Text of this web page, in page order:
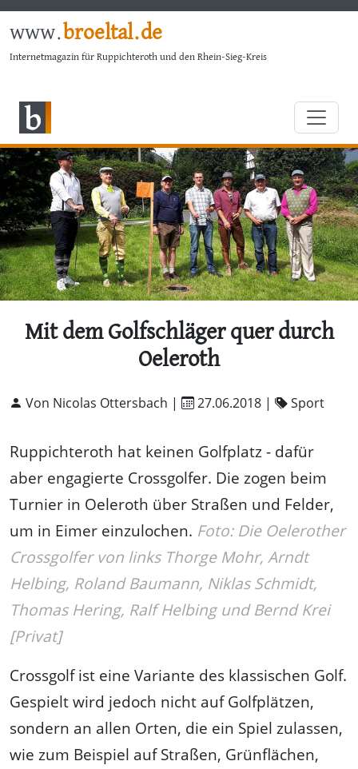
www.broeltal.de
Internetmagazin für Ruppichteroth und den Rhein-Sieg-Kreis
Mit dem Golfschläger quer durch
Oeleroth
Von Nicolas Ottersbach | 27.06.2018 | Sport
Ruppichteroth hat keinen Golfplatz - dafür
aber engagierte Crossgolfer. Die zogen beim
Turnier in Oeleroth über Straßen und Felder,
um in Eimer einzulochen. Foto: Die Oelerother
Crossgolfer von links Thorge Mohr, Arndt
Helbing, Roland Baumann, Niklas Schmidt,
Thomas Hering, Ralf Helbing und Bernd Krei
[Privat]
Crossgolf ist eine Variante des klassischen Golf.
Gespielt wird jedoch nicht auf Golfplätzen,
sondern an allen Orten, die ein Spiel zulassen,
wie zum Beispiel auf Straßen, Grünflächen,